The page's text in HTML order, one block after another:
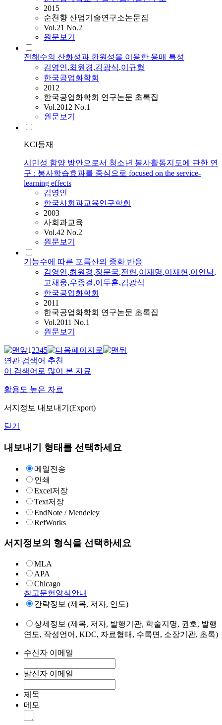
2015
순천향 산업기술연구소논문집
Vol.21 No.2
원문보기
전해수의 산화성과 환원성을 이용한 용매 특성
김영인,최원경,김광식,이규형
한국공업화학회
2012
한국공업화학회 연구논문 초록집
Vol.2012 No.1
원문보기
KCI등재
시민성 함양 방안으로서 청소년 봉사활동지도에 관한 연
구 : 봉사학습효과를 중심으로 focused on the service-
learning effects
김영인
한국사회과교육연구학회
2003
사회과교육
Vol.42 No.2
원문보기
기능수에 따른 포름산의 중화 반응
김영인,최원경,정문국,전현,이재명,이재현,이연남,
고채웅,우종걸,이두훈,김광식
한국공업화학회
2011
한국공업화학회 연구논문 초록집
Vol.2011 No.1
원문보기
12345
연관 검색어 추천
이 검색어로 많이 본 자료
활용도 높은 자료
서지정보 내보내기(Export)
닫기
내보내기 형태를 선택하세요
메일전송
인쇄
Excel저장
Text저장
EndNote / Mendeley
RefWorks
서지정보의 형식을 선택하세요
MLA
APA
Chicago
참고문헌양식안내
간략정보 (제목, 저자, 연도)
상세정보 (제목, 저자, 발행기관, 학술지명, 권호, 발행
연도, 작성언어, KDC, 자료형태, 수록면, 소장기관, 초록)
수신자 이메일
발신자 이메일
제목
메모